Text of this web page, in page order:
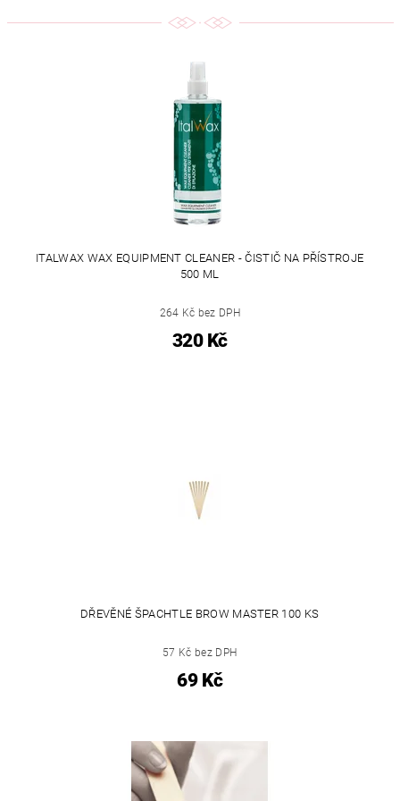
ITALWAX WAX EQUIPMENT CLEANER - ČISTIČ NA PŘÍSTROJE
500 ML
264 Kč bez DPH
320 Kč
DŘEVĚNÉ ŠPACHTLE BROW MASTER 100 KS
57 Kč bez DPH
69 Kč